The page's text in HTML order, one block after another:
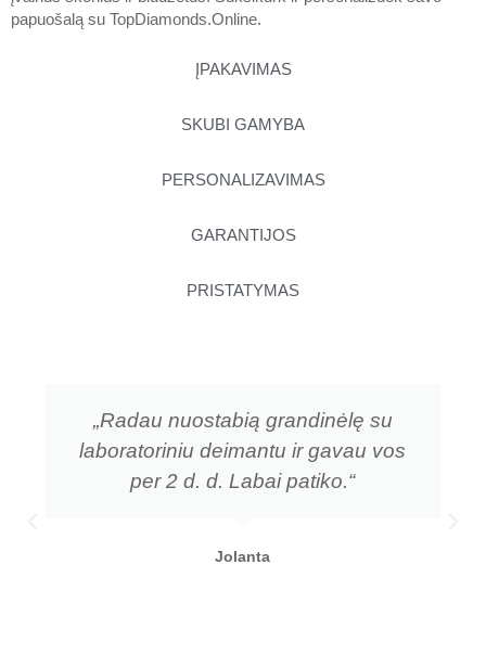
ĮPAKAVIMAS
SKUBI GAMYBA
PERSONALIZAVIMAS
GARANTIJOS
PRISTATYMAS
papuošalą su TopDiamonds.Online.
„Radau nuostabią grandinėlę su
laboratoriniu deimantu ir gavau vos
per 2 d. d. Labai patiko.“
Jolanta